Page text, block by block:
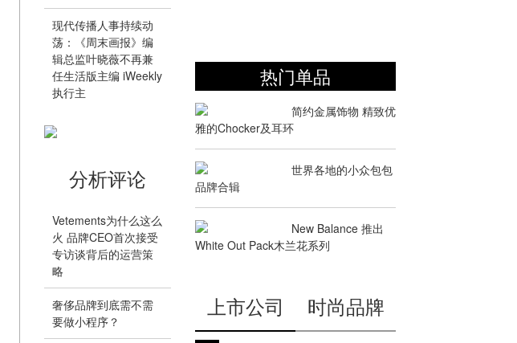
现代传播人事持续动
荡：《周末画报》编
辑总监叶晓薇不再兼
任生活版主编 iWeekly
执行主
分析评论
Vetements为什么这么
火 品牌CEO首次接受
专访谈背后的运营策
略
奢侈品牌到底需不需
要做小程序？
热门单品
简约金属饰物 精致优
雅的Chocker及耳环
世界各地的小众包包
品牌合辑
New Balance 推出
White Out Pack木兰花系列
上市公司 时尚品牌